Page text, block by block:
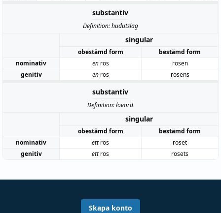
substantiv
Definition: hudutslag
singular
obestämd form
bestämd form
nominativ
enros
rosen
genitiv
enros rosens
substantiv
Definition: lovord
singular
obestämd form
bestämd form
nominativ
ettros
roset
genitiv
ettros rosets
Skapa konto